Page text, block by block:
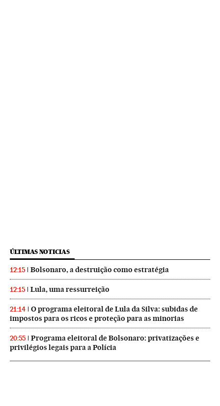
ÚLTIMAS NOTICIAS
12:15 Bolsonaro, a destruição como estratégia
12:15 Lula, uma ressurreição
21:14
O programa eleitoral de Lula da Silva: subidas de
impostos para os ricos e proteção para as minorias
20:55
Programa eleitoral de Bolsonaro: privatizações e
privilégios legais para a Polícia